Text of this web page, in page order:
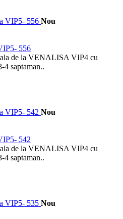
Nou
556
de la VENALISA VIP4 cu
4 saptaman..
Nou
542
de la VENALISA VIP4 cu
4 saptaman..
Nou